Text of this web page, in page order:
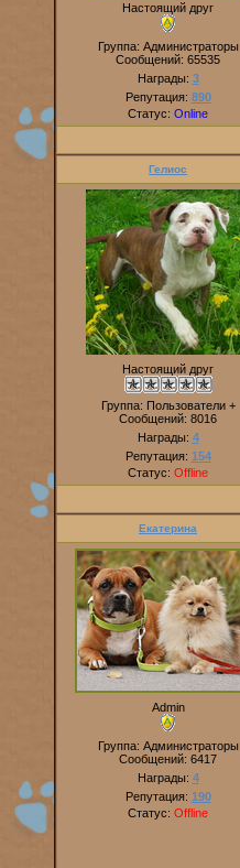
Настоящий друг
Группа: Администраторы
Сообщений: 65535
Награды: 3
Репутация: 890
Статус: Online
Гелиос
Настоящий друг
Группа: Пользователи +
Сообщений: 8016
Награды: 4
Репутация: 154
Статус: Offline
Екатерина
Admin
Группа: Администраторы
Сообщений: 6417
Награды: 4
Репутация: 190
Статус: Offline